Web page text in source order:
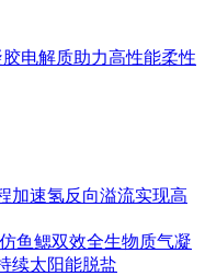
电解质助力高性能柔性
加速氢反向溢流实现高
鱼鳃双效全生物质气凝
续太阳能脱盐